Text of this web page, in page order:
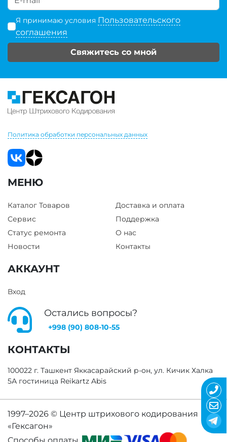
Я принимаю условия Пользовательского
соглашения
Свяжитесь со мной
Политика обработки персональных данных
МЕНЮ
Каталог Товаров
Доставка и оплата
Сервис
Поддержка
Статус ремонта
О нас
Новости
Контакты
АККАУНТ
Вход
Остались вопросы?
+998 (90) 808-10-55
КОНТАКТЫ
100022 г. Ташкент Яккасарайский р-он, ул. Кичик Халка
5А гостиница Reikartz Abis
1997–2026 © Центр штрихового кодирования
«Гексагон»